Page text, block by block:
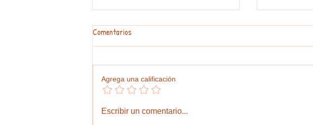
#GraphosCc #Tlx #Noticias |
Comentarios
Agrega una calificación
Escribir un comentario...